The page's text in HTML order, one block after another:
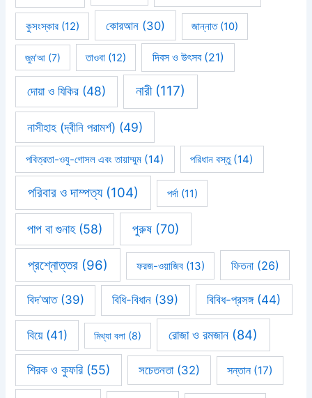
কুসংস্কার(12) কোরআন (30) জান্নাত(10)
জুম'আ (7) তাওবা (12) দিবস ও উৎসব(21)
দোয়া ও যিকির (48) নারী(117)
নাসীহাহ (দ্বীনি পরামর্শ) (49)
পবিত্রতা-ওযু-গোসল এবং তায়াম্মুম (14) পরিধান বস্তু(14)
পরিবার ও দাম্পত্য(104) পর্দা(11)
পাপ বা গুনাহ(58) পুরুষ(70)
প্রশ্নোত্তর (96) ফরজ-ওয়াজিব(13) ফিতনা(26)
বিদ’আত(39) বিধি-বিধান (39) বিবিধ-প্রসঙ্গ(44)
বিয়ে(41) মিথ্যা বলা(8) রোজা ও রমজান (84)
শিরক ও কুফরি(55) সচেতনতা(32) সন্তান(17)